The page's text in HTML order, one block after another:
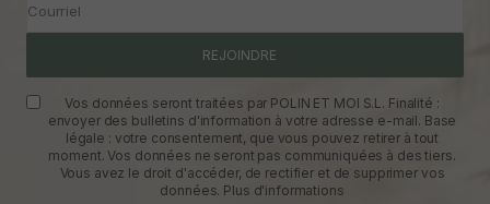
Courriel
REJOINDRE
Vos données seront traitées par POLIN ET MOI S.L. Finalité :
envoyer des bulletins d'information à votre adresse e-mail. Base
légale : votre consentement, que vous pouvez retirer à tout
moment. Vos données ne seront pas communiquées à des tiers.
Vous avez le droit d'accéder, de rectifier et de supprimer vos
données. Plus d'informations